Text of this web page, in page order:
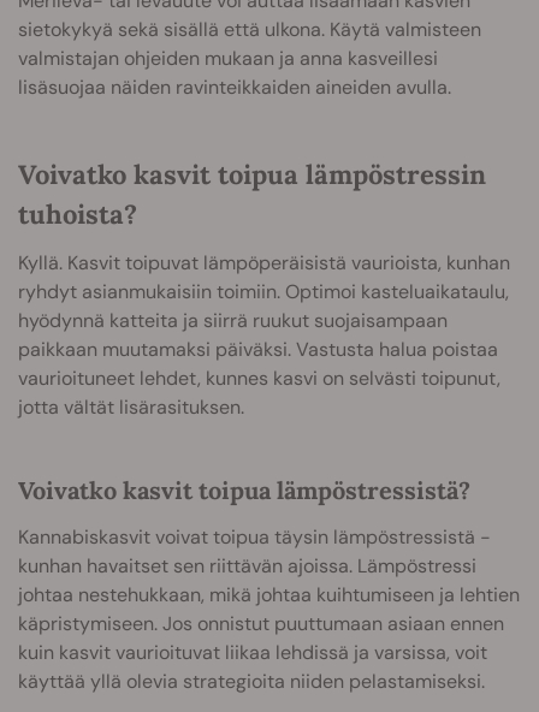
sietokykyä sekä sisällä että ulkona. Käytä valmisteen
valmistajan ohjeiden mukaan ja anna kasveillesi
lisäsuojaa näiden ravinteikkaiden aineiden avulla.
Voivatko kasvit toipua lämpöstressin
tuhoista?
Kyllä. Kasvit toipuvat lämpöperäisistä vaurioista, kunhan
ryhdyt asianmukaisiin toimiin. Optimoi kasteluaikataulu,
hyödynnä katteita ja siirrä ruukut suojaisampaan
paikkaan muutamaksi päiväksi. Vastusta halua poistaa
vaurioituneet lehdet, kunnes kasvi on selvästi toipunut,
jotta vältät lisärasituksen.
Voivatko kasvit toipua lämpöstressistä?
Kannabiskasvit voivat toipua täysin lämpöstressistä -
kunhan havaitset sen riittävän ajoissa. Lämpöstressi
johtaa nestehukkaan, mikä johtaa kuihtumiseen ja lehtien
käpristymiseen. Jos onnistut puuttumaan asiaan ennen
kuin kasvit vaurioituvat liikaa lehdissä ja varsissa, voit
käyttää yllä olevia strategioita niiden pelastamiseksi.